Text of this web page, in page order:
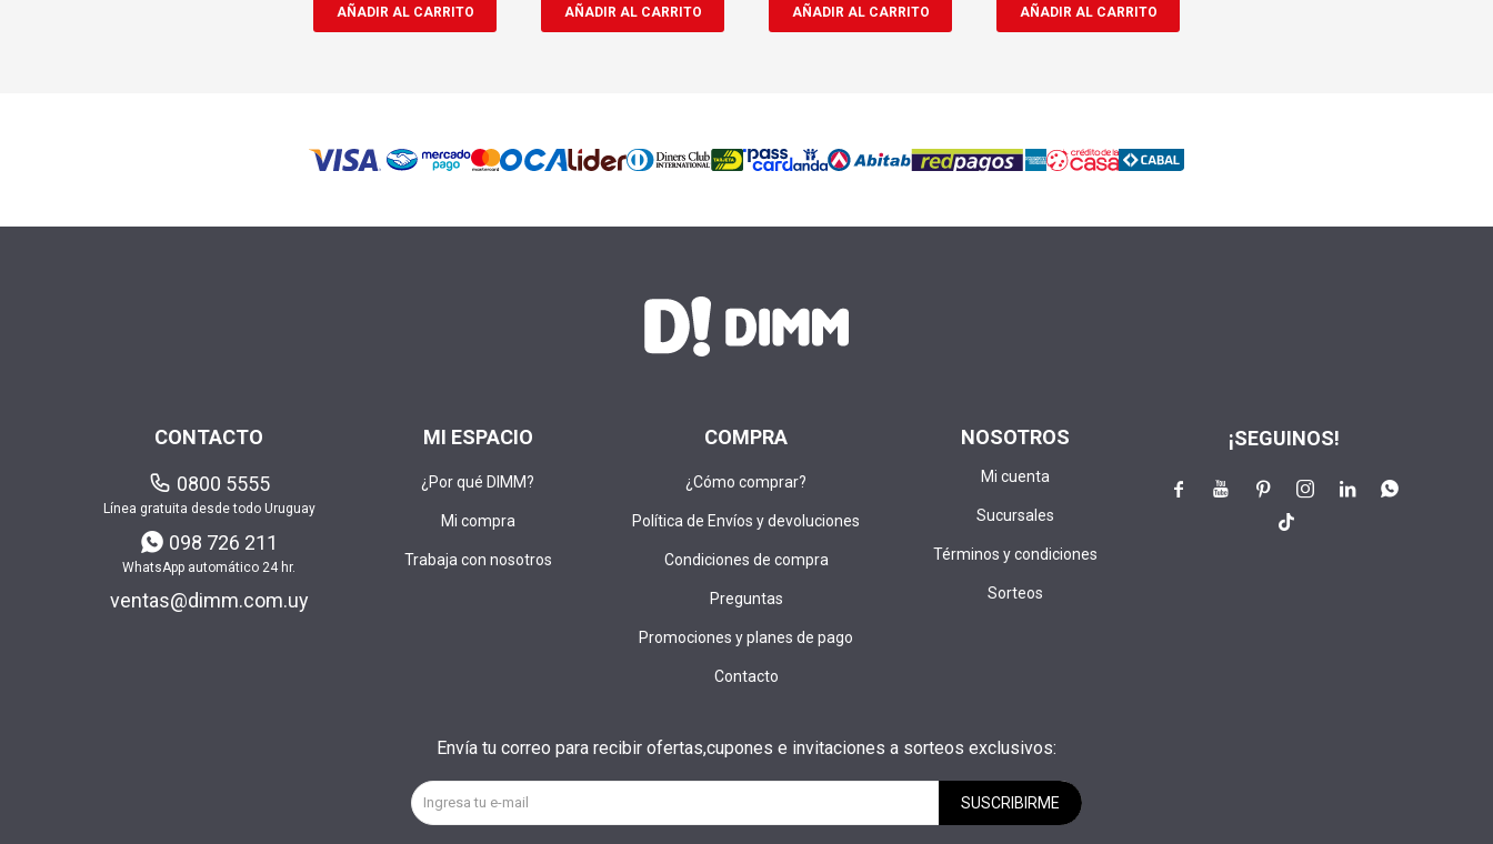
MI ESPACIO
¿Por qué DIMM?
Mi compra
Trabaja con nosotros
COMPRA
¿Cómo comprar?
Política de Envíos y devoluciones
Condiciones de compra
Preguntas
Promociones y planes de pago
Contacto
NOSOTROS
Mi cuenta
Sucursales
Términos y condiciones
Sorteos
CONTACTO
0800 5555
Línea gratuita desde todo Uruguay
098 726 211
WhatsApp automático 24 hr.
ventas@dimm.com.uy
Envía tu correo para recibir ofertas,cupones e invitaciones a sorteos exclusivos:
SUSCRIBIRME
¡SEGUINOS!
    

